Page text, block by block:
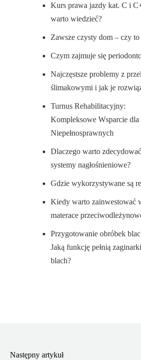
Kurs prawa jazdy kat. C i
warto wiedzieć?
Zawsze czysty dom – czy
Czym zajmuje się
Najczęstsze problemy z
ślimakowymi i jak je
Turnus Rehabilitacyjny:
Kompleksowe Wsparcie dla
Niepełnosprawnych
Dlaczego warto
systemy nagłośnieniowe?
Gdzie wykorzystywane są
Kiedy warto zainwestować
materace
Przygotowanie obróbek
Jaką funkcję pełnią
blach?
Następny artykuł